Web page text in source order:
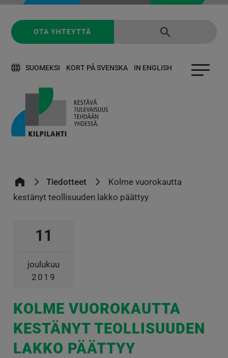
SUOMEKSI KORT PÅ SVENSKA IN ENGLISH
OTA YHTEYTTÄ
Tiedotteet
Kolme vuorokautta
kestänyt teollisuuden lakko päättyy
11
joulukuu
2019
KOLME VUOROKAUTTA
KESTÄNYT TEOLLISUUDEN
LAKKO PÄÄTTYY